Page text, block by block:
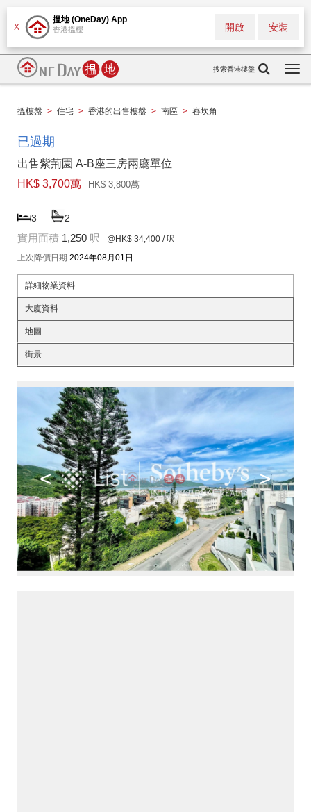
X
搵地 (OneDay) App
香港搵樓 安裝
開啟
搜索香港樓盤
搵樓盤 > 住宅 > 香港的出售樓盤 > 南區 > 舂坎角
已過期
出售紫荊園 A-B座三房兩廳單位
HK$ 3,700萬
HK$ 3,800萬
3 2
實用面積 1,250 呎 @HK$ 34,400 / 呎
上次降價日期 2024年08月01日
詳細物業資料
大廈資料
地圖
街景
< >